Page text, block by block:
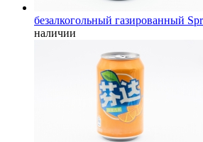
безалкогольный газированный
наличии